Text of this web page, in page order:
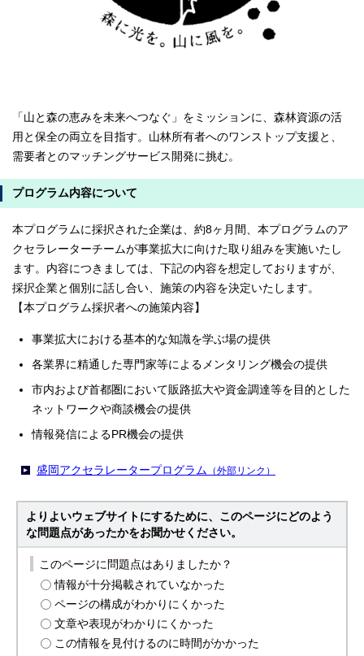
「山と森の恵みを未来へつなぐ」をミッションに、森林資源の活
用と保全の両立を目指す。山林所有者へのワンストップ支援と、
需要者とのマッチングサービス開発に挑む。
プログラム内容について
本プログラムに採択された企業は、約8ヶ月間、本プログラムのア
クセラレーターチームが事業拡大に向けた取り組みを実施いたし
ます。内容につきましては、下記の内容を想定しておりますが、
採択企業と個別に話し合い、施策の内容を決定いたします。
【本プログラム採択者への施策内容】
事業拡大における基本的な知識を学ぶ場の提供
各業界に精通した専門家等によるメンタリング機会の提供
市内および首都圏において販路拡大や資金調達等を目的とした
ネットワークや商談機会の提供
情報発信によるPR機会の提供
盛岡アクセラレータープログラム （外部リンク）
よりよいウェブサイトにするために、このページにどのよう
な問題点があったかをお聞かせください。
このページに問題点はありましたか？
情報が十分掲載されていなかった
ページの構成がわかりにくかった
文章や表現がわかりにくかった
この情報を見付けるのに時間がかかった